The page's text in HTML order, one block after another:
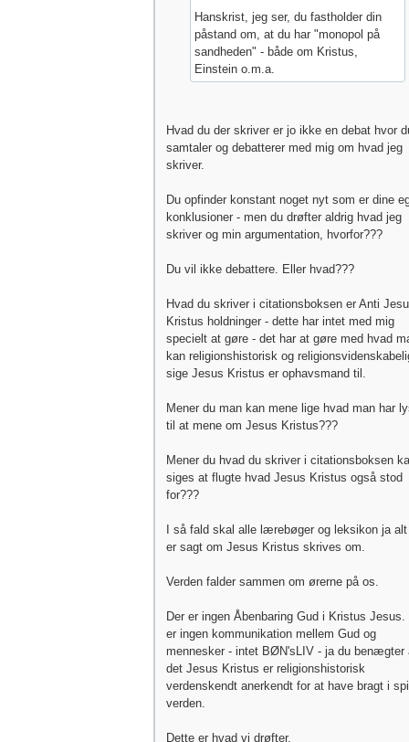
Hanskrist, jeg ser, du fastholder din
påstand om, at du har "monopol på
sandheden" - både om Kristus,
Einstein o.m.a.
Hvad du der skriver er jo ikke en debat hvor
samtaler og debatterer med mig om hvad jeg
skriver.
Du opfinder konstant noget nyt som er dine
konklusioner - men du drøfter aldrig hvad jeg
skriver og min argumentation, hvorfor???
Du vil ikke debattere. Eller hvad???
Hvad du skriver i citationsboksen er Anti
Kristus holdninger - dette har intet med mig
specielt at gøre - det har at gøre med hvad
kan religionshistorisk og
sige Jesus Kristus er ophavsmand til.
Mener du man kan mene lige hvad man har
til at mene om Jesus Kristus???
Mener du hvad du skriver i citationsboksen
siges at flugte hvad Jesus Kristus også stod
for???
I så fald skal alle lærebøger og leksikon ja
er sagt om Jesus Kristus skrives om.
Verden falder sammen om ørerne på os.
Der er ingen Åbenbaring Gud i Kristus Jesus.
er ingen kommunikation mellem Gud og
mennesker - intet BØN'sLIV - ja du benægter
det Jesus Kristus er religionshistorisk
verdenskendt anerkendt for at have bragt i
verden.
Dette er hvad vi drøfter.